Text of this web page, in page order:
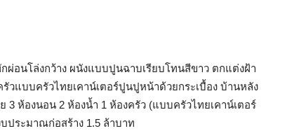
ผ่อนโล่งกว้าง ผนังแบบปูนฉาบเรียบโทนสีขาว ตกแต่งฝ้า
แบบครัวไทยเคาน์เตอร์ปูนปูหน้าด้วยกระเบื้อง บ้านหลัง
ห้องนอน 2 ห้องน้ำ 1 ห้องครัว (แบบครัวไทยเคาน์เตอร์
ประมาณก่อสร้าง 1.5 ล้าบาท